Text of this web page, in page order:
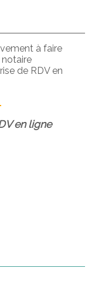
à faire
de RDV en
en ligne